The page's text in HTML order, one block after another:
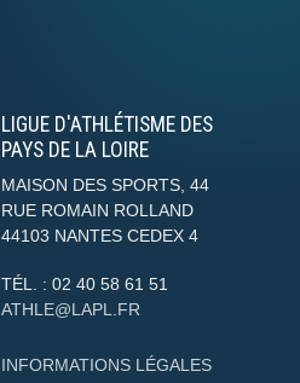
LIGUE D'ATHLÉTISME DES
PAYS DE LA LOIRE
MAISON DES SPORTS, 44
RUE ROMAIN ROLLAND
44103 NANTES CEDEX 4
TÉL. : 02 40 58 61 51
ATHLE@LAPL.FR
INFORMATIONS LÉGALES